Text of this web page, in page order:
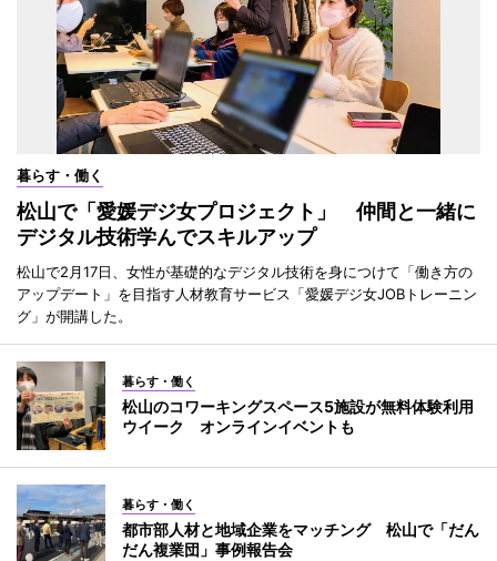
暮らす・働く
松山で「愛媛デジ女プロジェクト」 仲間と一緒に
デジタル技術学んでスキルアップ
松山で2月17日、女性が基礎的なデジタル技術を身につけて「働き方の
アップデート」を目指す人材教育サービス「愛媛デジ女JOBトレーニン
グ」が開講した。
暮らす・働く
松山のコワーキングスペース5施設が無料体験利用
ウイーク オンラインイベントも
暮らす・働く
都市部人材と地域企業をマッチング 松山で「だん
だん複業団」事例報告会